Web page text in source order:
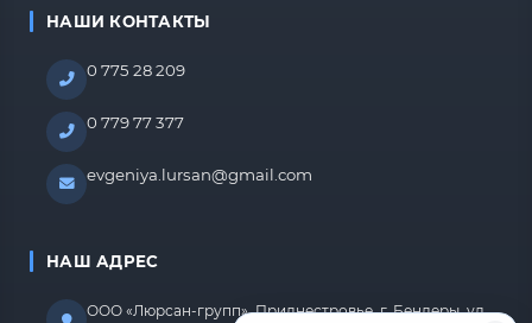
НАШИ КОНТАКТЫ
0 775 28 209
0 779 77 377
evgeniya.lursan@gmail.com
НАШ АДРЕС
ООО «Люрсан-групп», Приднестровье, г. Бендеры, ул.